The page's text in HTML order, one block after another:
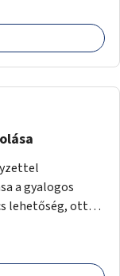
a gyalogos
lehetőség, ott